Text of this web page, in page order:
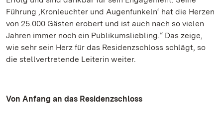
Führung ‚Kronleuchter und Augenfunkeln‘ hat die Herzen
von 25.000 Gästen erobert und ist auch nach so vielen
Jahren immer noch ein Publikumsliebling.“ Das zeige,
wie sehr sein Herz für das Residenzschloss schlägt, so
die stellvertretende Leiterin weiter.
Von Anfang an das Residenzschloss